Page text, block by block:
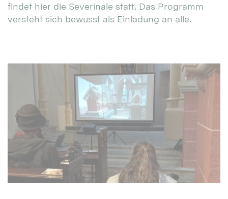
findet hier die Severinale statt. Das Programm
versteht sich bewusst als Einladung an alle.